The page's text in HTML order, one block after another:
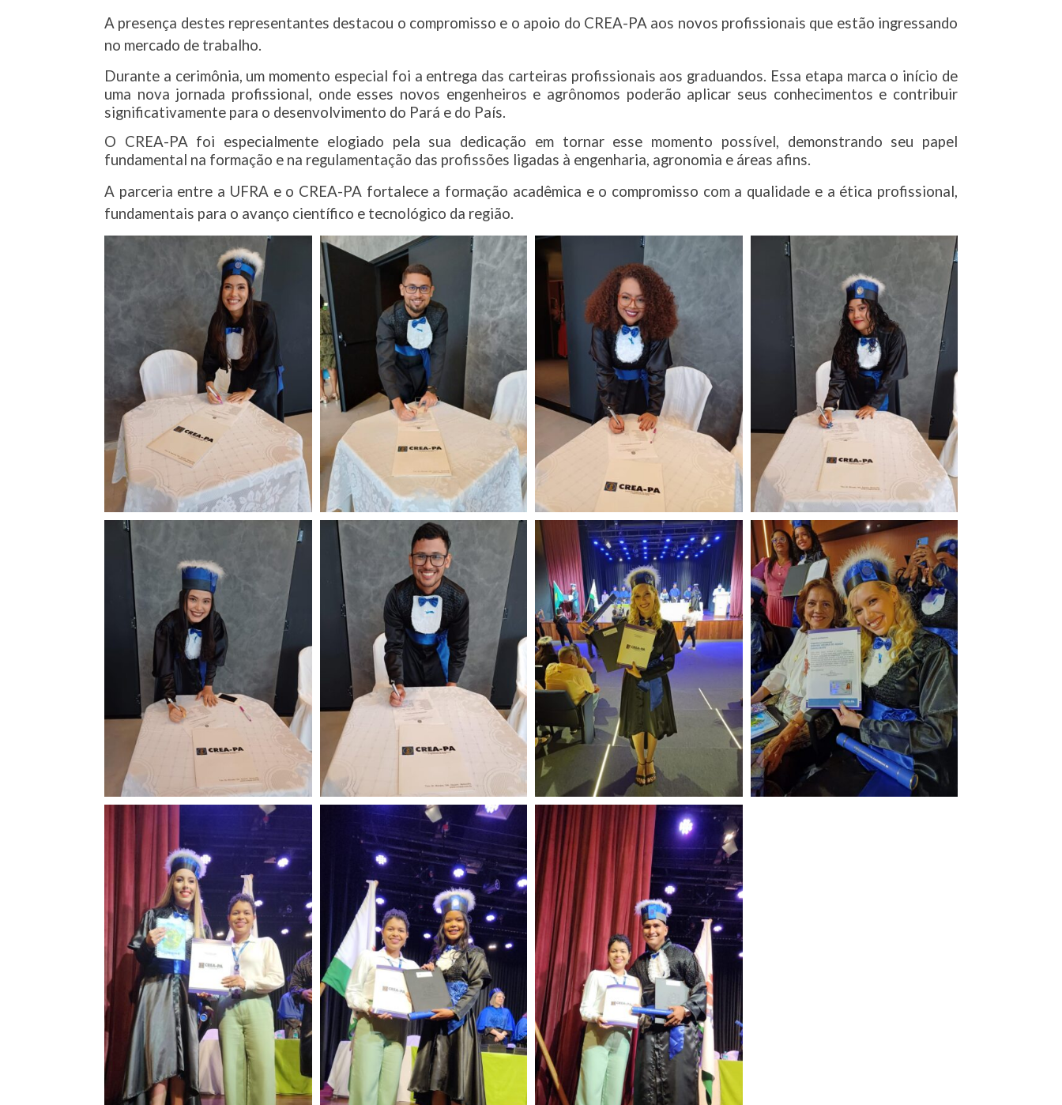
A presença destes representantes destacou o compromisso e o apoio do CREA-PA aos novos profissionais que estão ingressando
no mercado de trabalho.
Durante a cerimônia, um momento especial foi a entrega das carteiras profissionais aos graduandos. Essa etapa marca o início de
uma nova jornada profissional, onde esses novos engenheiros e agrônomos poderão aplicar seus conhecimentos e contribuir
significativamente para o desenvolvimento do Pará e do País.
O CREA-PA foi especialmente elogiado pela sua dedicação em tornar esse momento possível, demonstrando seu papel
fundamental na formação e na regulamentação das profissões ligadas à engenharia, agronomia e áreas afins.
A parceria entre a UFRA e o CREA-PA fortalece a formação acadêmica e o compromisso com a qualidade e a ética profissional,
fundamentais para o avanço científico e tecnológico da região.